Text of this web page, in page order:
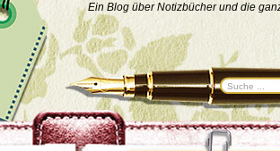
Ein Blog über Notizbücher und die